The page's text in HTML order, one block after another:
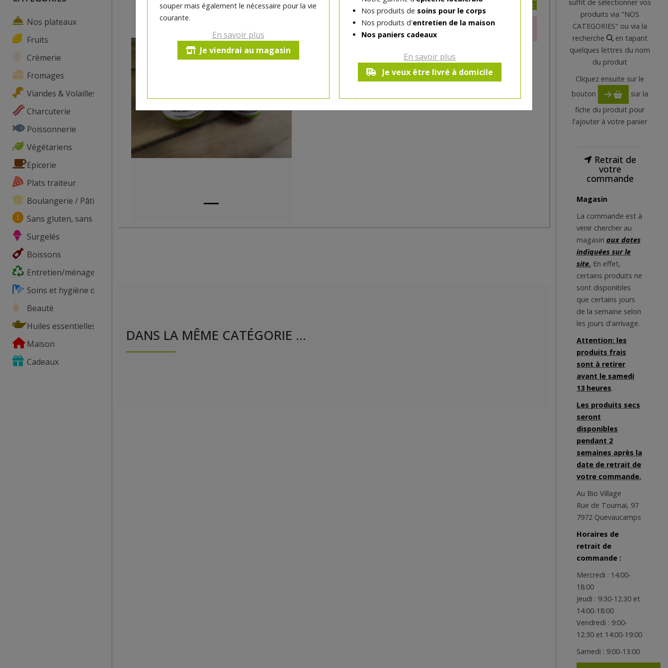
Nos plateaux
Fruits
Crèmerie
Fromages
Viandes & Volailles
Charcuterie
Poissonnerie
Végétariens
Epicerie
Plats traiteur
Boulangerie / Pâtisserie
Sans gluten, sans lactose, ...
Surgelés
Boissons
Entretien/ménage
Soins et hygiène du corps
Beauté
Huiles essentielles
Maison
Cadeaux
souper mais également le nécessaire pour la vie
courante.
En savoir plus
Je viendrai au magasin
Nos produits de soins pour le corps
Nos produits d'entretien de la maison
Nos paniers cadeaux
En savoir plus
Je veux être livré à domicile
0.91€/pc
Produit indisponible actuellement
DANS LA MÊME CATÉGORIE ...
suffit de sélectionner vos
produits via "NOS
CATEGORIES" ou via la
recherche
en tapant
quelques lettres du nom
du produit
Cliquez ensuite sur le
bouton
sur la
fiche du produit pour
l'ajouter à votre panier
Retrait de
votre
commande
Magasin
La commande est à
venir chercher au
magasin aux dates
indiquées sur le
site. En effet,
certains produits ne
sont disponibles
que certains jours
de la semaine selon
les jours d'arrivage.
Attention: les
produits frais
sont à retirer
avant le samedi
13 heures.
Les produits secs
seront
disponibles
pendant 2
semaines après la
date de retrait de
votre commande.
Au Bio Village
Rue de Tournai, 97
7972 Quevaucamps
Horaires de
retrait de
commande :
Mercredi : 14:00-
18:00
Jeudi : 9:30-12:30 et
14:00-18:00
Vendredi : 9:00-
12:30 et 14:00-19:00
Samedi : 9:00-13:00